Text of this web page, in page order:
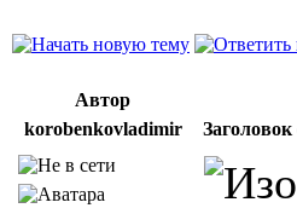
Автор
korobenkovladimir